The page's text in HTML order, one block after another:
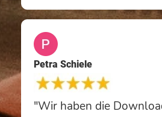
Petra Schiele
"Wir haben die